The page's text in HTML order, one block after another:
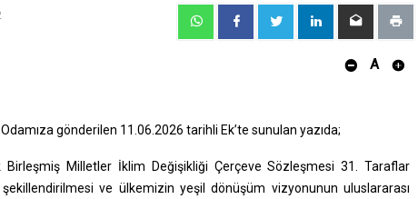
A
gönderilen 11.06.2026 tarihli Ek’te sunulan yazıda;
Milletler İklim Değişikliği Çerçeve Sözleşmesi 31. Taraflar
ve ülkemizin yeşil dönüşüm vizyonunun uluslararası